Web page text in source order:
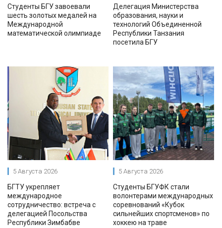
Студенты БГУ завоевали
шесть золотых медалей на
Международной
математической олимпиаде
Делегация Министерства
образования, науки и
технологий Объединенной
Республики Танзания
посетила БГУ
5 Августа 2026
БГТУ укрепляет
международное
сотрудничество: встреча с
делегацией Посольства
Республики Зимбабве
5 Августа 2026
Студенты БГУФК стали
волонтерами международных
соревнований «Кубок
сильнейших спортсменов» по
хоккею на траве